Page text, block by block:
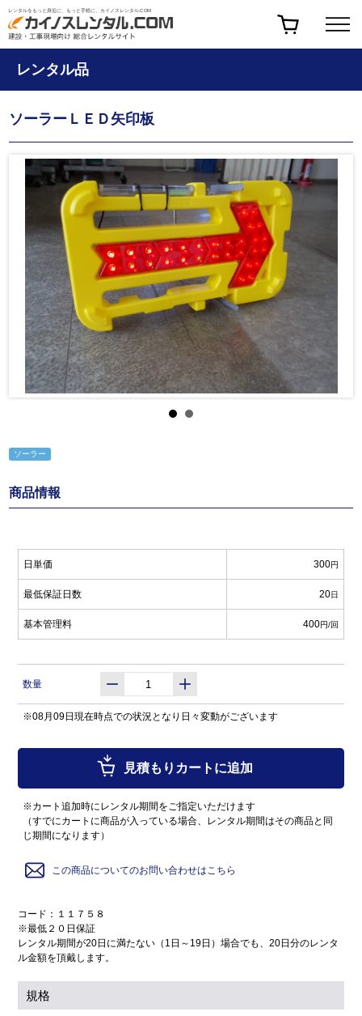
レンタルをもっと身近に、もっと手軽に、カイノスレンタル.COM
レンタル品
ソーラーＬＥＤ矢印板
ソーラー
商品情報
日単価 300円
最低保証日数 20日
基本管理料 400円/回
数量
※08月09日現在時点での状況となり日々変動がございます
見積もりカートに追加
※カート追加時にレンタル期間をご指定いただけます
（すでにカートに商品が入っている場合、レンタル期間はその商品と同
じ期間になります）
この商品についてのお問い合わせはこちら
コード：１１７５８
※最低２０日保証
レンタル期間が20日に満たない（1日～19日）場合でも、20日分のレンタ
ル金額を頂戴します。
規格